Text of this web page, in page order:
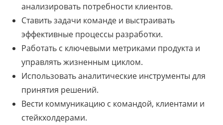
анализировать потребности клиентов.
Ставить задачи команде и выстраивать
эффективные процессы разработки.
Работать с ключевыми метриками продукта и
управлять жизненным циклом.
Использовать аналитические инструменты для
принятия решений.
Вести коммуникацию с командой, клиентами и
стейкхолдерами.